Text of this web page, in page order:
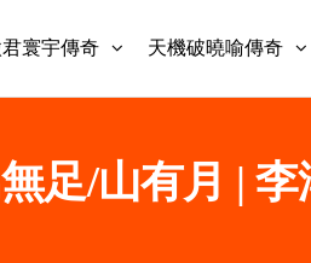
寰宇傳奇 天機破曉喻傳奇
足/山有月 |